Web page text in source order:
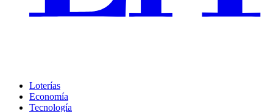
Loterías
Economía
Tecnología